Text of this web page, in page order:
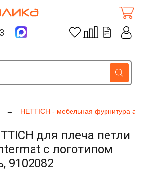
HETTICH - мебельная фурнитура
для плеча петли
с логотипом
9102082